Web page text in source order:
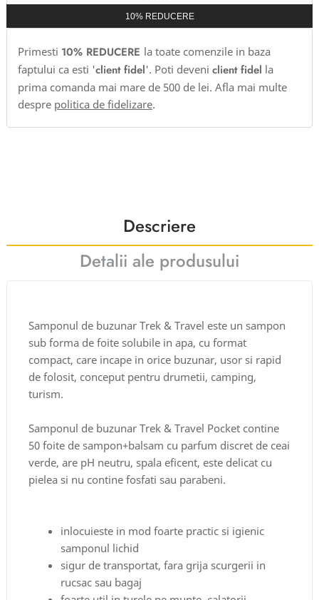
10% REDUCERE
Primesti 10% REDUCERE la toate comenzile in baza
faptului ca esti 'client fidel'. Poti deveni client fidel la
prima comanda mai mare de 500 de lei. Afla mai multe
despre politica de fidelizare.
Descriere
Detalii ale produsului
Samponul de buzunar Trek & Travel este un sampon
sub forma de foite solubile in apa, cu format
compact, care incape in orice buzunar, usor si rapid
de folosit, conceput pentru drumetii, camping,
turism.
Samponul de buzunar Trek & Travel Pocket contine
50 foite de sampon+balsam cu parfum discret de ceai
verde, are pH neutru, spala eficent, este delicat cu
pielea si nu contine fosfati sau parabeni.
inlocuieste in mod foarte practic si igienic
samponul lichid
sigur de transportat, fara grija scurgerii in
rucsac sau bagaj